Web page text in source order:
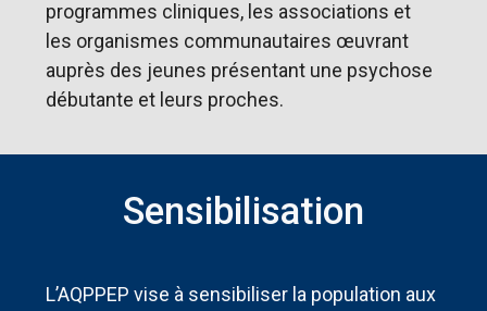
programmes cliniques, les associations et
les organismes communautaires œuvrant
auprès des jeunes présentant une psychose
débutante et leurs proches.
Sensibilisation
L’AQPPEP vise à sensibiliser la population aux